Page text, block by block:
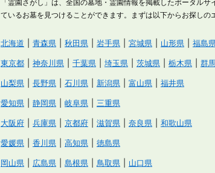
「霊園さがし」は、全国の墓地・霊園情報を掲載したポータル
ているお墓を見つけることができます。まずは以下からお探しの
北海道 青森県 秋田県 岩手県 宮城県 山形県 福島
東京都 神奈川県 千葉県 埼玉県 茨城県 栃木県 群
山梨県 長野県 石川県 新潟県 富山県 福井県
愛知県 静岡県 岐阜県 三重県
大阪府 兵庫県 京都府 滋賀県 奈良県 和歌山県
愛媛県 香川県 高知県 徳島県
岡山県 広島県 島根県 鳥取県 山口県